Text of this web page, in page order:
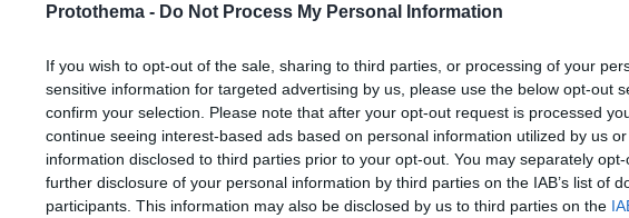
Protothema - Do Not Process My Personal Information
If you wish to opt-out of the sale, sharing to third parties, or processing of your
sensitive information for targeted advertising by us, please use the below opt-out
confirm your selection. Please note that after your opt-out request is processed
continue seeing interest-based ads based on personal information utilized by us
information disclosed to third parties prior to your opt-out. You may separately
further disclosure of your personal information by third parties on the IAB’s list of
participants. This information may also be disclosed by us to third parties on the